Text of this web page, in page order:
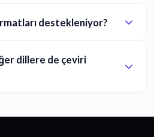
destekleniyor?
dillere de çeviri